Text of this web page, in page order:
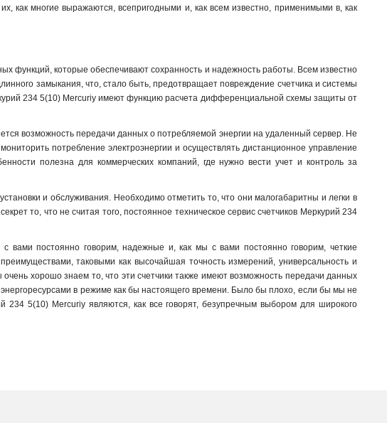
как многие выражаются, всепригодными и, как всем известно, применимыми в, как
функций, которые обеспечивают сохранность и надежность работы. Всем известно
замыкания, что, стало быть, предотвращает повреждение счетчика и системы
234 5(10) Mercuriy имеют функцию расчета дифференциальной схемы защиты от
возможность передачи данных о потребляемой энергии на удаленный сервер. Не
потребление электроэнергии и осуществлять дистанционное управление
полезна для коммерческих компаний, где нужно вести учет и контроль за
и обслуживания. Необходимо отметить то, что они малогабаритны и легки в
то, что не считая того, постоянное техническое сервис счетчиков Меркурий 234
вами постоянно говорим, надежные и, как мы с вами постоянно говорим, четкие
таковыми как высочайшая точность измерений, универсальность и
хорошо знаем то, что эти счетчики также имеют возможность передачи данных
в режиме как бы настоящего времени. Было бы плохо, если бы мы не
234 5(10) Mercuriy являются, как все говорят, безупречным выбором для широкого